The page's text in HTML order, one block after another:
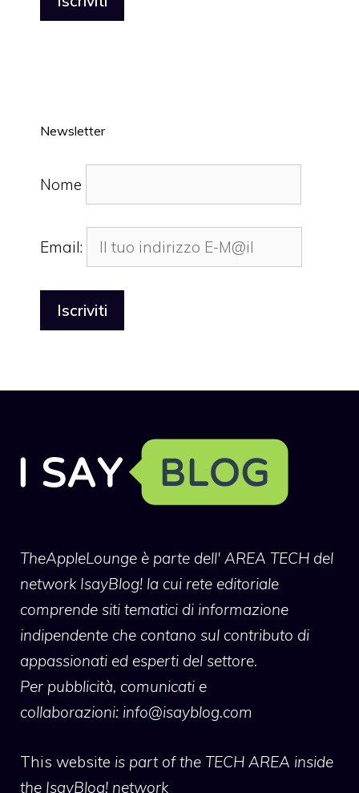
Newsletter
Nome
Email:
TheAppleLounge è parte dell' AREA TECH del
network IsayBlog! la cui rete editoriale
comprende siti tematici di informazione
indipendente che contano sul contributo di
appassionati ed esperti del settore.
Per pubblicità, comunicati e
collaborazioni: info@isayblog.com
This website is part of the TECH AREA inside
the IsayBlog! network